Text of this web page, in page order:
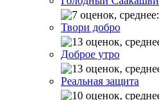
Твори добро
Доброе утро
Реальная защита